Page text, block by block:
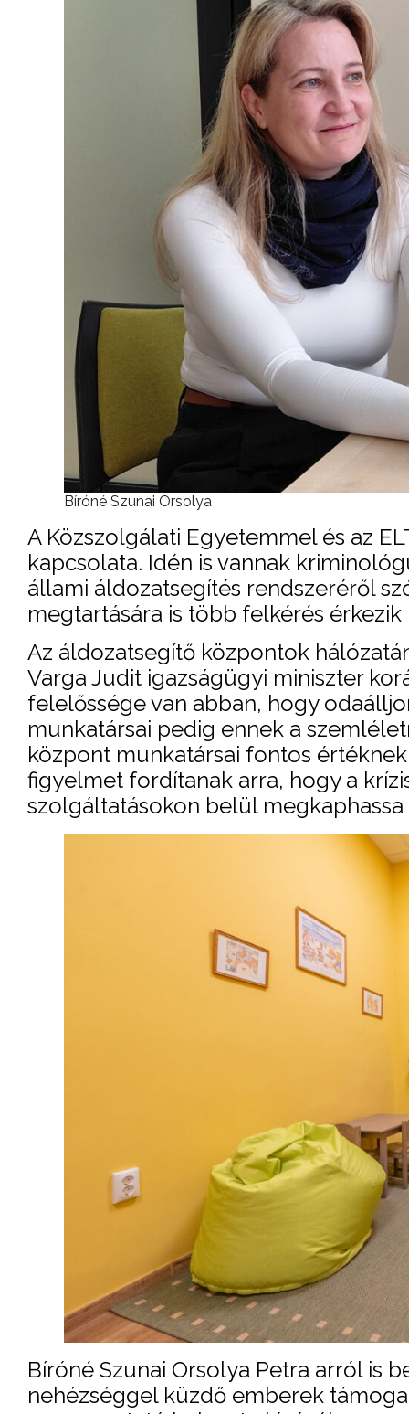
Bíróné Szunai Orsolya
A Közszolgálati Egyetemmel és az
kapcsolata. Idén is vannak
állami áldozatsegítés rendszeréről
megtartására is több felkérés érkezik
Az áldozatsegítő központok
Varga Judit igazságügyi miniszter
felelőssége van abban, hogy
munkatársai pedig ennek a
központ munkatársai fontos
figyelmet fordítanak arra, hogy a
szolgáltatásokon belül
Bíróné Szunai Orsolya Petra arról is
nehézséggel küzdő emberek